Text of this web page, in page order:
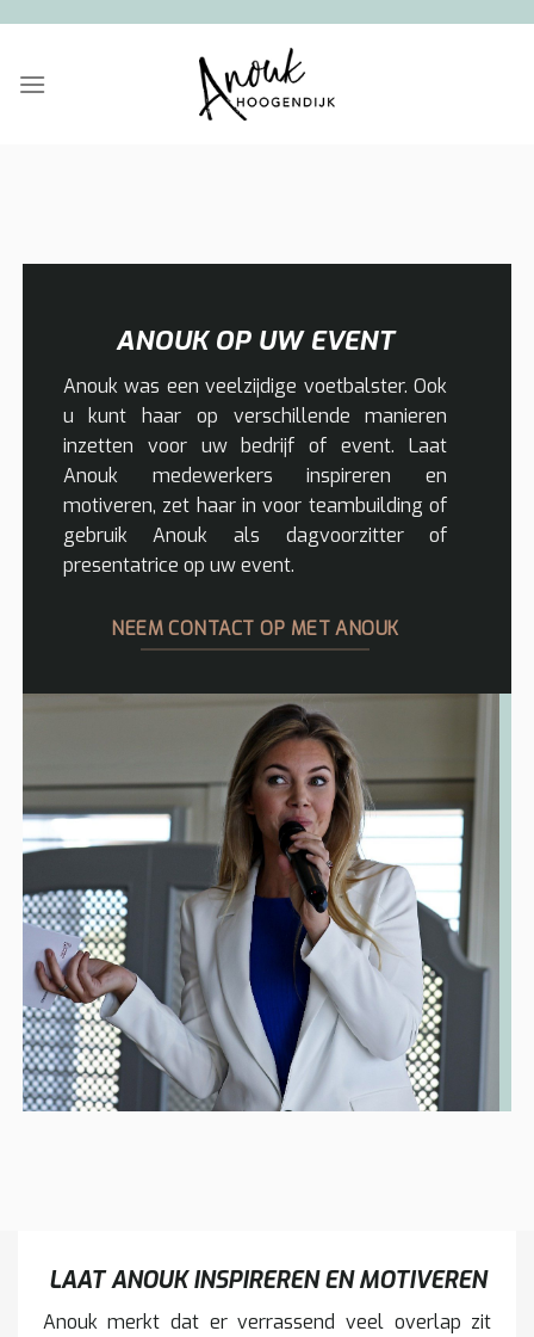
inhoud
ANOUK OP UW EVENT
Anouk was een veelzijdige voetbalster. Ook
u kunt haar op verschillende manieren
inzetten voor uw bedrijf of event. Laat
Anouk medewerkers inspireren en
motiveren, zet haar in voor teambuilding of
gebruik Anouk als dagvoorzitter of
presentatrice op uw event.
NEEM CONTACT OP MET ANOUK
LAAT ANOUK INSPIREREN EN MOTIVEREN
Anouk merkt dat er verrassend veel overlap zit